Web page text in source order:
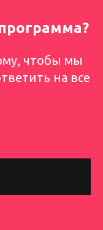
чтобы мы
на все